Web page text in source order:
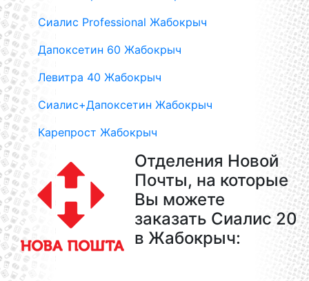
Сиалис Professional Жабокрыч
Дапоксетин 60 Жабокрыч
Левитра 40 Жабокрыч
Сиалис+Дапоксетин Жабокрыч
Карепрост Жабокрыч
Отделения Новой
Почты, на которые
Вы можете
заказать Сиалис 20
в Жабокрыч: